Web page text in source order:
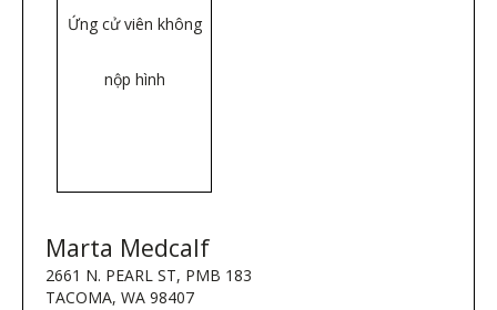
Ứng cử viên không
nộp hình
Marta Medcalf
2661 N. PEARL ST, PMB 183
TACOMA, WA 98407